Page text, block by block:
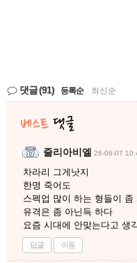
댓글(91) 등록순 최신순
줄리아비엘 26-06-07
차라리 그게낫지
한명 죽어도
스펙업 많이 하는 형들이
유격은 좀 아닌득 하다
요즘 시대에 안맞는다고 생
답글 이동